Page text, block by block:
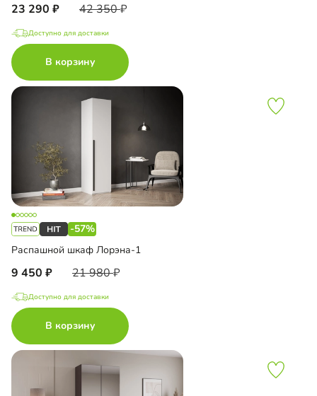
23 290 42 350
Доступно для доставки
В корзину
-57%
Распашной шкаф Лорэна-1
9 450 21 980
Доступно для доставки
В корзину